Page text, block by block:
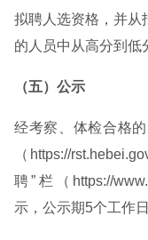
拟聘人选资格，并从
的人员中从高分到低
（五）公示
经考察、体检合格
（https://
聘”栏（https://
示，公示期5个工作日